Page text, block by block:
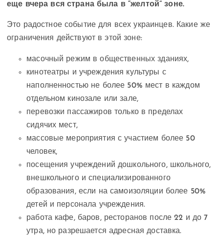
еще вчера вся страна была в “желтой” зоне.
Это радостное событие для всех украинцев. Какие же
ограничения действуют в этой зоне:
масочный режим в общественных зданиях,
кинотеатры и учреждения культуры с
наполненностью не более 50% мест в каждом
отдельном кинозале или зале,
перевозки пассажиров только в пределах
сидячих мест,
массовые мероприятия с участием более 50
человек,
посещения учреждений дошкольного, школьного,
внешкольного и специализированного
образования, если на самоизоляции более 50%
детей и персонала учреждения.
работа кафе, баров, ресторанов после 22 и до 7
утра, но разрешается адресная доставка.